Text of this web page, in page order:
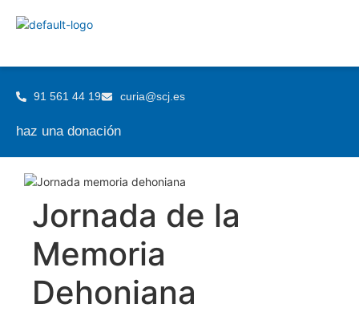
91 561 44 19 curia@scj.es
haz una donación
Jornada de la
Memoria
Dehoniana